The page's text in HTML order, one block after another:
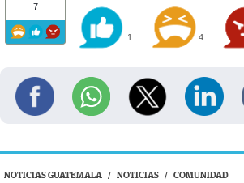
7
1 4
NOTICIAS GUATEMALA / NOTICIAS / COMUNIDAD